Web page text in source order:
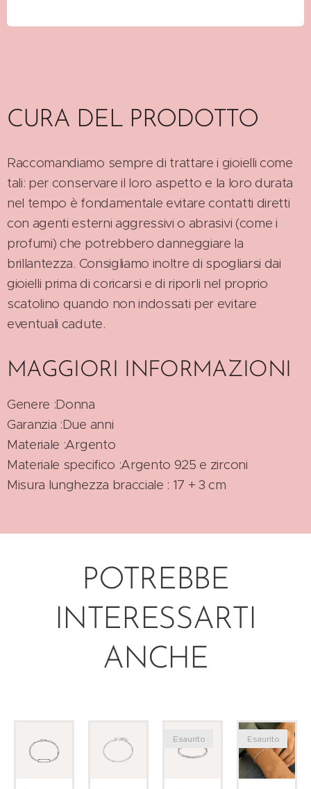
CURA DEL PRODOTTO
Raccomandiamo sempre di trattare i gioielli come
tali: per conservare il loro aspetto e la loro durata
nel tempo è fondamentale evitare contatti diretti
con agenti esterni aggressivi o abrasivi (come i
profumi) che potrebbero danneggiare la
brillantezza. Consigliamo inoltre di spogliarsi dai
gioielli prima di coricarsi e di riporli nel proprio
scatolino quando non indossati per evitare
eventuali cadute.
MAGGIORI INFORMAZIONI
Genere :Donna
Garanzia :Due anni
Materiale :Argento
Materiale specifico :Argento 925 e zirconi
Misura lunghezza bracciale : 17 + 3 cm
POTREBBE
INTERESSARTI
ANCHE
Esaurito Esaurito